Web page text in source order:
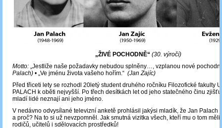
„ŽIVÉ POCHODNĚ“ (30. výročí)
Motto: „Jestliže naše požadavky nebudou splněny…, vzplanou nové
Palach) • „Ve jménu života vašeho hořím.“ (Jan Zajíc)
Před třiceti lety se rozhodl 20letý student druhého ročníku Filozofické fakulty
PALACH k oběti nejvyšší. Po třech desítkách let od jeho statečného činu
mladí lidé neznají ani jeho jméno.
V nedávno odvysílané televizní anketě prohlásil jakýsi mladík, že Jan Palach
a proč? Na to si už nevzpomněl. Jak smutná vizitka všech, kteří mu o tom měli
rodičů, učitelů i sdělovacích prostředků!